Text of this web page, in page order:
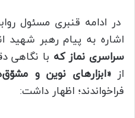
در ادامه قنبری مسئول
اشاره به پیام رهبر شهید
سراسری نماز که با نگاهی
از«ابزارهای نوین و
فراخواندند؛ اظهار داشت: